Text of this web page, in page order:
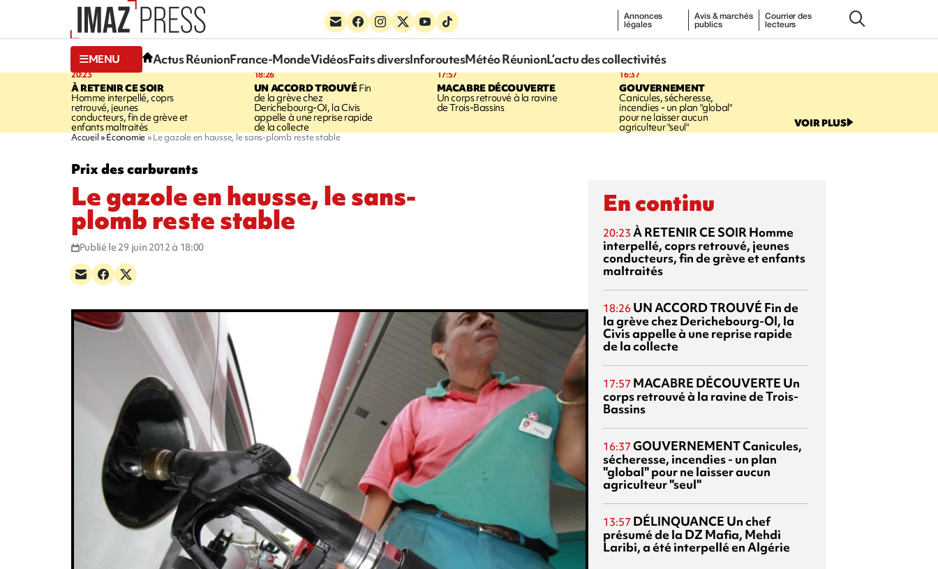
Annonces
légales
Avis & marchés
publics
Courrier des
lecteurs
MENU Actus RéunionFrance-MondeVidéosFaits diversInforoutesMétéo RéunionL’actu des collectivités
20:23
À RETENIR CE SOIR
Homme interpellé, coprs
retrouvé, jeunes
conducteurs, fin de grève et
enfants maltraités
18:26
UN ACCORD TROUVÉFin
de la grève chez
Derichebourg-OI, la Civis
appelle à une reprise rapide
de la collecte
17:57
MACABRE DÉCOUVERTE
Un corps retrouvé à la ravine
de Trois-Bassins
16:37
GOUVERNEMENT
Canicules, sécheresse,
incendies - un plan "global"
pour ne laisser aucun
agriculteur "seul" VOIR PLUS
Accueil Économie Le gazole en hausse, le sans-plomb reste stable
Prix des carburants
Le gazole en hausse, le sans-
plomb reste stable
Publié le 29 juin 2012 à 18:00
En continu
20:23 À RETENIR CE SOIR Homme
interpellé, coprs retrouvé, jeunes
conducteurs, fin de grève et enfants
maltraités
18:26 UN ACCORD TROUVÉ Fin de
la grève chez Derichebourg-OI, la
Civis appelle à une reprise rapide
de la collecte
17:57 MACABRE DÉCOUVERTE Un
corps retrouvé à la ravine de Trois-
Bassins
16:37 GOUVERNEMENTCanicules,
sécheresse, incendies - un plan
"global" pour ne laisser aucun
agriculteur "seul"
13:57 DÉLINQUANCE Un chef
présumé de la DZ Mafia, Mehdi
Laribi, a été interpellé en Algérie